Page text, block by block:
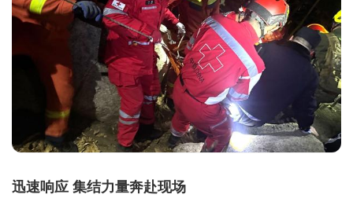
迅速响应 集结力量奔赴现场